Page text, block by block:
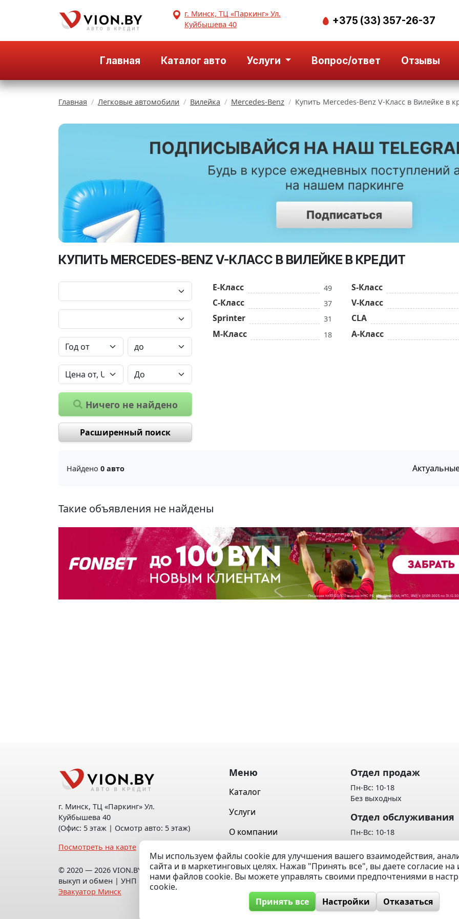
г. Минск, ТЦ «Паркинг» Ул.
Куйбышева 40
+375 (33) 357-26-37
Главная Каталог авто Услуги Вопрос/ответ Отзывы
Главная Легковые автомобили Вилейка Mercedes-Benz Купить Mercedes-Benz V-Класс в Вилейке в
КУПИТЬ MERCEDES-BENZ V-КЛАСС В ВИЛЕЙКЕ В КРЕДИТ
Ничего не найдено
Расширенный поиск
E-Класс 49
C-Класс 37
Sprinter 31
M-Класс 18
S-Класс
V-Класс
CLA
A-Класс
Найдено 0 авто
Такие объявления не найдены
г. Минск, ТЦ «Паркинг» Ул.
Куйбышева 40
(Офис: 5 этаж | Осмотр авто: 5 этаж)
Посмотреть на карте
© 2020 — 2026 VION.BY — Продажа,
выкуп и обмен | УНП 192961100 |
Эвакуатор Минск
Меню
Каталог
Услуги
О компании
Контакты
Вопрос / Ответ
Отдел продаж
Пн-Вс: 10-18
Без выходных
Отдел обслуживания
Пн-Вс: 10-18
Без выходных
Политика обработки
данных
Мы используем файлы cookie для улучшения вашего взаимодействия,
сайта и в маркетинговых целях. Нажав "Принять все", вы даете согласие
нами файлов cookie. Вы можете управлять своими предпочтениями в
cookie.
Принять все
Настройки Отказаться